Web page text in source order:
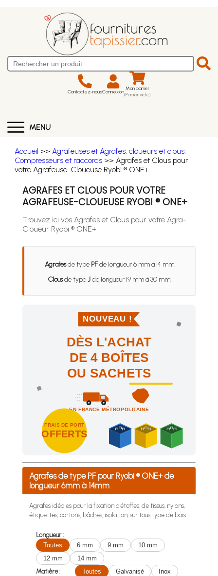
Contactez-nousConnexion Mon panier
(Panier vide)
MENU
Accueil >> Agrafeuses et Agrafes, cloueurs et clous,
Compresseurs et raccords >> Agrafes et Clous pour
votre Agrafeuse-Cloueuse Ryobi ® ONE+
AGRAFES ET CLOUS POUR VOTRE
AGRAFEUSE-CLOUEUSE RYOBI ® ONE+
Trouvez ici vos Agrafes et Clous pour votre Agra-
Cloueur Ryobi ® ONE+
Agrafesde type PFde longueur 6 mm à 14 mm.
Clousde typeJde longueur 19 mm à 30 mm.
NOUVEAU !
DÈS L'ACHAT
DE 4 BOÎTES
OU SACHETS
EN FRANCE MÉTROPOLITAINE
FRAIS DE PORT
OFFERTS
Achetez 4 sachets ou boîtes d'agrafes ou de pointes et
Agrafes de type PF pour Ryobi ® ONE+ de
longueur 6mm à 14mm
Agrafes idéales pour la fixation d'étoffes, de tissus, nylons,
étiquettes, cartons, bâches, isolation, sur tous type de bois.
Longueur :
Toutes
6 mm 9 mm
10 mm
12 mm
14 mm
Matière :
Toutes Galvanisé Inox